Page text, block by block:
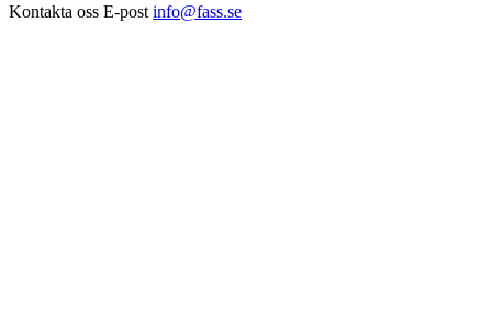
Kontakta oss E-post info@fass.se